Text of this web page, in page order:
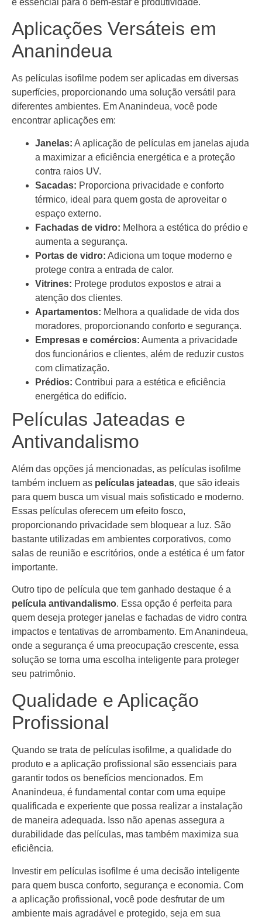
é essencial para o bem-estar e produtividade.
Aplicações Versáteis em
Ananindeua
As películas isofilme podem ser aplicadas em diversas
superfícies, proporcionando uma solução versátil para
diferentes ambientes. Em Ananindeua, você pode
encontrar aplicações em:
Janelas: A aplicação de películas em janelas ajuda
a maximizar a eficiência energética e a proteção
contra raios UV.
Sacadas: Proporciona privacidade e conforto
térmico, ideal para quem gosta de aproveitar o
espaço externo.
Fachadas de vidro: Melhora a estética do prédio e
aumenta a segurança.
Portas de vidro: Adiciona um toque moderno e
protege contra a entrada de calor.
Vitrines: Protege produtos expostos e atrai a
atenção dos clientes.
Apartamentos: Melhora a qualidade de vida dos
moradores, proporcionando conforto e segurança.
Empresas e comércios: Aumenta a privacidade
dos funcionários e clientes, além de reduzir custos
com climatização.
Prédios: Contribui para a estética e eficiência
energética do edifício.
Películas Jateadas e
Antivandalismo
Além das opções já mencionadas, as películas isofilme
também incluem as películas jateadas, que são ideais
para quem busca um visual mais sofisticado e moderno.
Essas películas oferecem um efeito fosco,
proporcionando privacidade sem bloquear a luz. São
bastante utilizadas em ambientes corporativos, como
salas de reunião e escritórios, onde a estética é um fator
importante.
Outro tipo de película que tem ganhado destaque é a
película antivandalismo. Essa opção é perfeita para
quem deseja proteger janelas e fachadas de vidro contra
impactos e tentativas de arrombamento. Em Ananindeua,
onde a segurança é uma preocupação crescente, essa
solução se torna uma escolha inteligente para proteger
seu patrimônio.
Qualidade e Aplicação
Profissional
Quando se trata de películas isofilme, a qualidade do
produto e a aplicação profissional são essenciais para
garantir todos os benefícios mencionados. Em
Ananindeua, é fundamental contar com uma equipe
qualificada e experiente que possa realizar a instalação
de maneira adequada. Isso não apenas assegura a
durabilidade das películas, mas também maximiza sua
eficiência.
Investir em películas isofilme é uma decisão inteligente
para quem busca conforto, segurança e economia. Com
a aplicação profissional, você pode desfrutar de um
ambiente mais agradável e protegido, seja em sua